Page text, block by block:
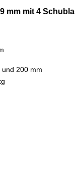
mm mit 4
200 mm